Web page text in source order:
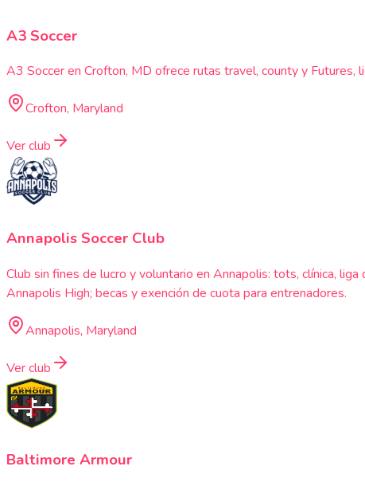
A3 Soccer
A3 Soccer en Crofton, MD ofrece rutas travel, county y
Crofton, Maryland
Ver club
Annapolis Soccer Club
Club sin fines de lucro y voluntario en Annapolis: tots, clínica,
Annapolis High; becas y exención de cuota para entrenadores.
Annapolis, Maryland
Ver club
Baltimore Armour